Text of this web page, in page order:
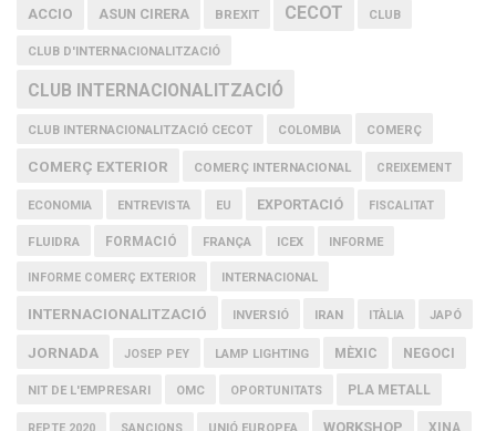
ACCIO ASUN CIRERA BREXIT CECOT CLUB
CLUB D'INTERNACIONALITZACIÓ
CLUB INTERNACIONALITZACIÓ
CLUB INTERNACIONALITZACIÓ CECOT COLOMBIA COMERÇ
COMERÇ EXTERIOR COMERÇ INTERNACIONAL CREIXEMENT
ECONOMIA ENTREVISTA EU EXPORTACIÓ FISCALITAT
FLUIDRA FORMACIÓ FRANÇA ICEX INFORME
INFORME COMERÇ EXTERIOR INTERNACIONAL
INTERNACIONALITZACIÓ INVERSIÓ IRAN ITÀLIA JAPÓ
JORNADA JOSEP PEY LAMP LIGHTING MÈXIC NEGOCI
NIT DE L'EMPRESARI OMC OPORTUNITATS PLA METALL
REPTE 2020 SANCIONS UNIÓ EUROPEA WORKSHOP XINA